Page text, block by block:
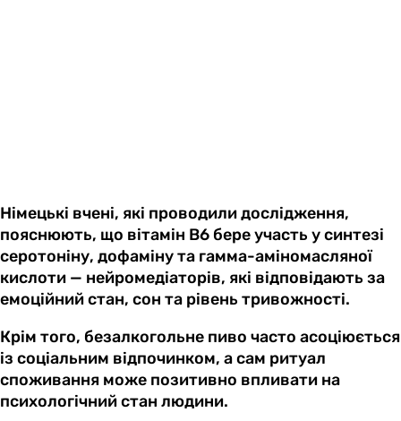
Німецькі вчені, які проводили дослідження,
пояснюють, що вітамін B6 бере участь у синтезі
серотоніну, дофаміну та гамма-аміномасляної
кислоти — нейромедіаторів, які відповідають за
емоційний стан, сон та рівень тривожності.
Крім того, безалкогольне пиво часто асоціюється
із соціальним відпочинком, а сам ритуал
споживання може позитивно впливати на
психологічний стан людини.